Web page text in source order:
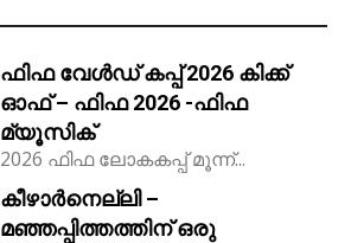
ഫിഫ വേൾഡ് കപ്പ് 2026 കിക്ക്‌
ഓഫ് – ഫിഫ 2026 -ഫിഫ
മ്യൂസിക്
2026 ഫിഫ ലോകകപ്പ് മൂന്ന്...
കീഴാർനെല്ലി –
മഞ്ഞപ്പിത്തത്തിന് ഒരു